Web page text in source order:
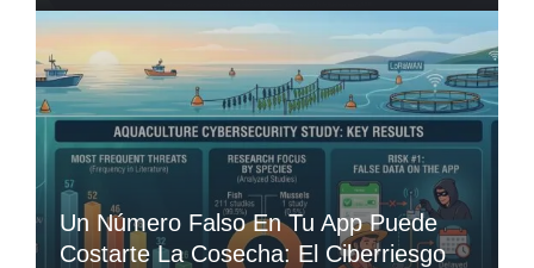
Un Número Falso En Tu App Puede
Costarte La Cosecha: El Ciberriesgo